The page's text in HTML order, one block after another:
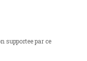
supportee par ce